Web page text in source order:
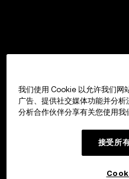
我们使用 Cookie 以允许我们网
广告、提供社交媒体功能并分
分析合作伙伴分享有关您使用我
接受所